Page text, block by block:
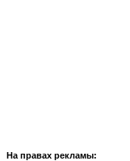
На правах рекламы: